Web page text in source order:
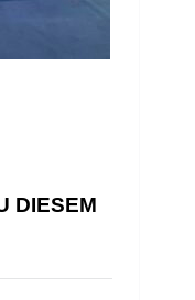
DIESEM